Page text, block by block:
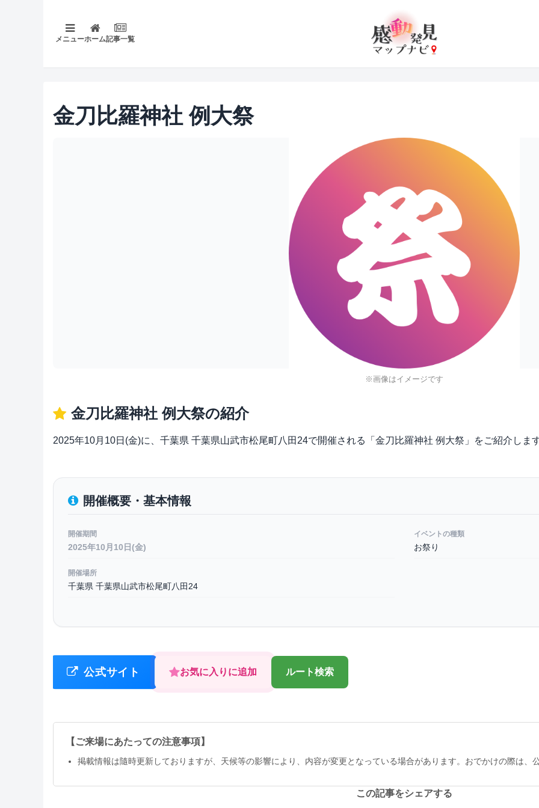
メニューホーム記事一覧
金刀比羅神社 例大祭
※画像はイメージです
金刀比羅神社 例大祭の紹介
2025年10月10日(金)に、千葉県 千葉県山武市松尾町八田24で開催される「金刀比羅神社 例大祭」をご紹介しま
開催概要・基本情報
開催期間
2025年10月10日(金)
イベントの種類
お祭り
開催場所
千葉県 千葉県山武市松尾町八田24
公式サイト お気に入りに追加 ルート検索
【ご来場にあたっての注意事項】
掲載情報は隨時更新しておりますが、天候等の影響により、内容が変更となっている場合があります。おでかけの際は、
この記事をシェアする